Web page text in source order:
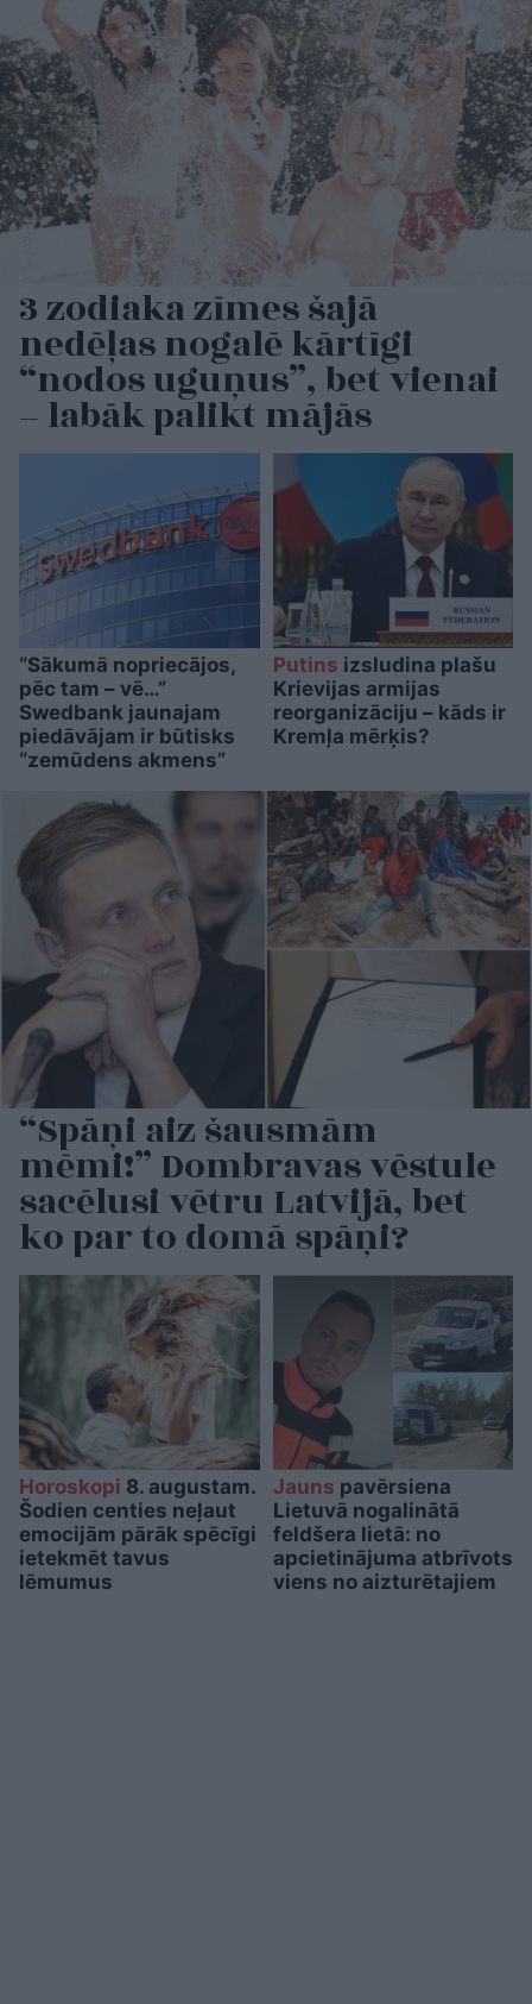
3 zodiaka zīmes šajā
nedēļas nogalē kārtīgi
“nodos uguņus”, bet vienai
– labāk palikt mājās
“Sākumā nopriecājos,
pēc tam – vē…”
Swedbank jaunajam
piedāvājam ir būtisks
“zemūdens akmens”
Putins izsludina plašu
Krievijas armijas
reorganizāciju – kāds ir
Kremļa mērķis?
“Spāņi aiz šausmām
mēmi!” Dombravas vēstule
sacēlusi vētru Latvijā, bet
ko par to domā spāņi?
Horoskopi 8. augustam.
Šodien centies neļaut
emocijām pārāk spēcīgi
ietekmēt tavus
lēmumus
Jauns pavērsiena
Lietuvā nogalinātā
feldšera lietā: no
apcietinājuma atbrīvots
viens no aizturētajiem